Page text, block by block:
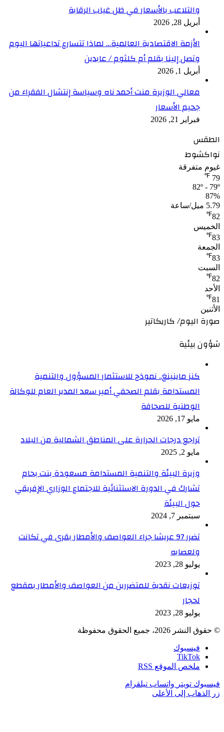
والتلاعب بالأسعار في ظل غياب الرقابة
أبريل 28, 2026
الأزمة الاقتصادية العالمية… لماذا تتسارع تداعياتها اليوم
وتصل إلينا بقلم أم كلثوم / عابدين
أبريل 1, 2026
معالي الوزيرة منت أحمد ناه وسياسة إنتشال الفقراء من
جحيم الأسعار
فبراير 21, 2026
الطقس
نواكشوط
غيوم متفرقة
79
℉
82º - 79º
87%
5.79 ميل/ساعة
82
℉
الخميس
83
℉
الجمعة
83
℉
السبت
82
℉
الأحد
81
℉
الأثنين
صورة اليوم/ كاريكاتير
شؤون بيئية
كنز ماينينغ.. نموذج للاستثمار المسؤول والتنمية
المستدامة بقلم الصحفي أمير سعد المدير العام للوكالة
الوطنية للصحافة
مايو 17, 2026
تراجع درجات الحرارة على المناطق الشمالية من البلاد
مايو 2, 2025
وزيرة البيئة والتنمية المستدامة مسعودة بنت بحام
تشارك في الدورة الاستثنائية للاجتماع الوزاري الإفريقي
حول البيئة
سبتمبر 7, 2024
تضرر 97 عريشا جراء العواصف والأمطار بقرى في تكانت
ولعصابه
يوليو 28, 2023
توزيعات نقدية للمتضررين من العواصف والأمطار بمقطع
لحجار
يوليو 28, 2023
© حقوق النشر 2026، جميع الحقوق محفوظة
فيسبوك
TikTok
ملخص الموقع RSS
فيسبوك تويتر واتساب تيلقرام
زر الذهاب إلى الأعلى